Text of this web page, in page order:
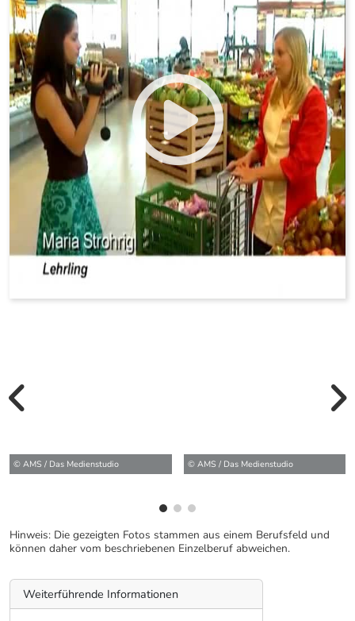
© AMS / Das Medienstudio © AMS / Das Medienstudio
Hinweis: Die gezeigten Fotos stammen aus einem Berufsfeld und
können daher vom beschriebenen Einzelberuf abweichen.
Weiterführende Informationen